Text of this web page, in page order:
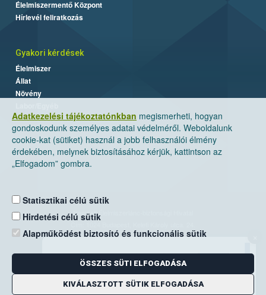
Adatkezelési tájékoztatónkban megismerheti, hogyan
gondoskodunk személyes adatai védelméről. Weboldalunk
cookie-kat (sütiket) használ a jobb felhasználói élmény
érdekében, melynek biztosításához kérjük, kattintson az
„Elfogadom” gombra.
Statisztikai célú sütik
Hirdetési célú sütik
Alapműködést biztosító és funkcionális sütik
ÖSSZES SÜTI ELFOGADÁSA
KIVÁLASZTOTT SÜTIK ELFOGADÁSA
Élelmiszermentő Központ
Hírlevél feliratkozás
Gyakori kérdések
Élelmiszer
Állat
Növény
Nemzeti Élelmiszerlánc-biztonsági Hivatal
Levelezési cím: 1525 Budapest. Pf. 30.
E-mail:ugyfelszolgalat@nebih.gov.hu
Zöld szám: 06-80/263-244
Telefon: 06-1/ 336-9000